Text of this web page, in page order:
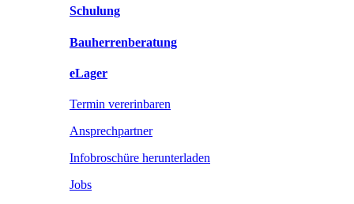
Schulung
Bauherrenberatung
eLager
Termin vererinbaren
Ansprechpartner
Infobroschüre herunterladen
Jobs